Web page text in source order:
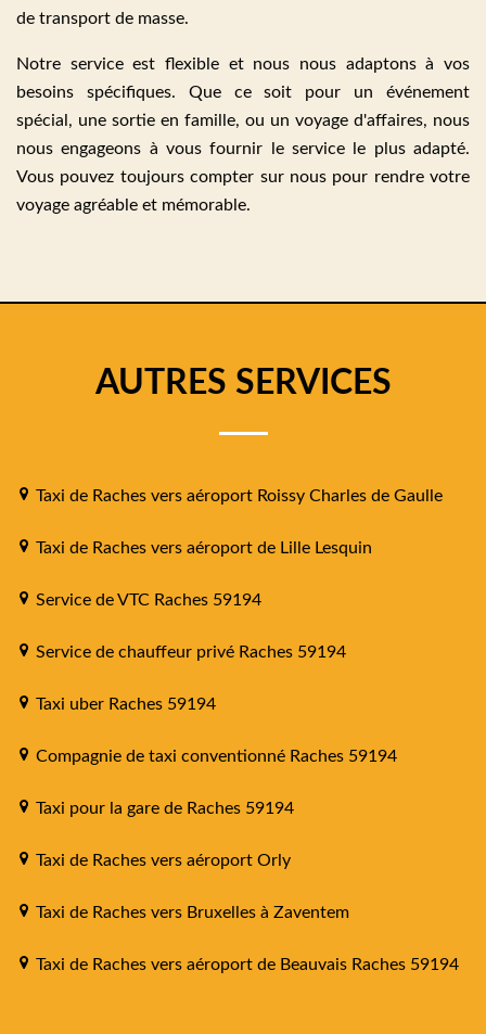
de transport de masse.
Notre service est flexible et nous nous adaptons à vos
besoins spécifiques. Que ce soit pour un événement
spécial, une sortie en famille, ou un voyage d'affaires, nous
nous engageons à vous fournir le service le plus adapté.
Vous pouvez toujours compter sur nous pour rendre votre
voyage agréable et mémorable.
AUTRES SERVICES
Taxi de Raches vers aéroport Roissy Charles de Gaulle
Taxi de Raches vers aéroport de Lille Lesquin
Service de VTC Raches 59194
Service de chauffeur privé Raches 59194
Taxi uber Raches 59194
Compagnie de taxi conventionné Raches 59194
Taxi pour la gare de Raches 59194
Taxi de Raches vers aéroport Orly
Taxi de Raches vers Bruxelles à Zaventem
Taxi de Raches vers aéroport de Beauvais Raches 59194